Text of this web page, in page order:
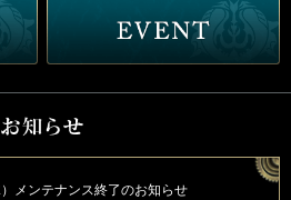
メンテナンス終了のお知らせ